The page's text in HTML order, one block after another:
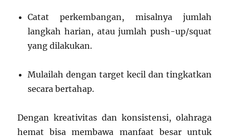
Catat perkembangan, misalnya jumlah
langkah harian, atau jumlah push-up/squat
yang dilakukan.
Mulailah dengan target kecil dan tingkatkan
secara bertahap.
Dengan kreativitas dan konsistensi, olahraga
hemat bisa membawa manfaat besar untuk